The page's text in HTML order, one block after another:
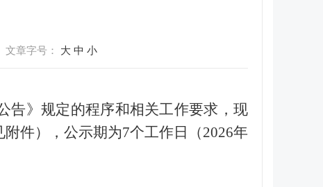
文章字号： 大 中 小
告》规定的程序和相关工作要求，现
件），公示期为7个工作日（2026年